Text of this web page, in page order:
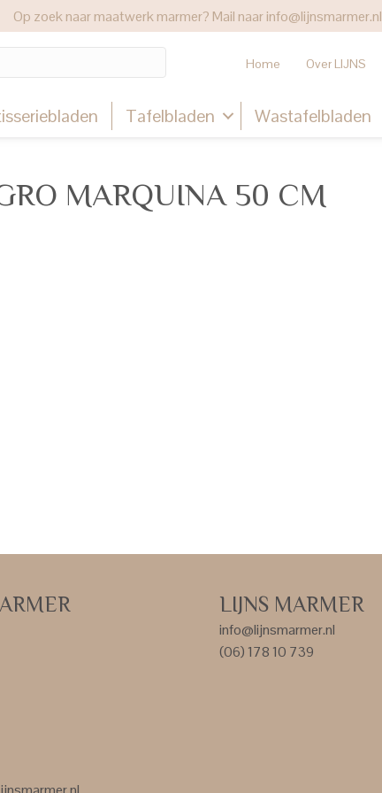
Op zoek naar maatwerk marmer? Mail naarinfo@lijnsmarmer.nl
Home Over LIJNS
Tafelbladen Wastafelbladen
MARQUINA 50 CM
LIJNS MARMER
info@lijnsmarmer.nl
(06) 178 10 739